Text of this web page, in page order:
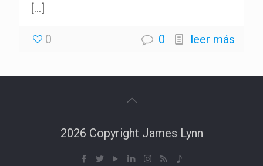
[…]
0 0 leer más
2026 Copyright James Lynn